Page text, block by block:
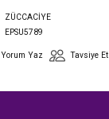
ZÜCCACİYE
EPSU5789
Yorum Yaz Tavsiye Et